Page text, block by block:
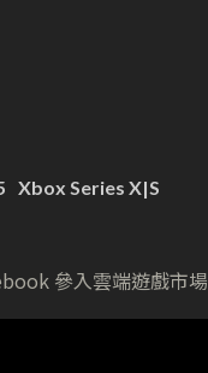
Xbox Series X|S
參入雲端遊戲市場